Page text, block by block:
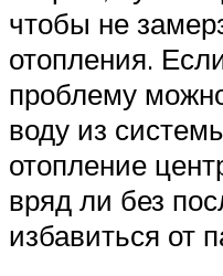
чтобы не
отопления.
проблему
воду из
отопление
вряд ли без
избавиться от